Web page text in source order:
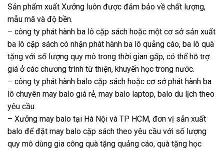
Sản phẩm xuất Xưởng luôn được đảm bảo về chất lượng,
mẫu mã và độ bền.
– công ty phát hành ba lô cặp sách hoặc một cơ sở sản xuất
ba lô cặp sách có nhận phát hành ba lô quảng cáo, ba lô quà
tặng với số lượng quy mô trong thời gian gấp, có thể hỗ trợ
giá ở các chương trình từ thiện, khuyến học trong nước.
– công ty phát hành balo cặp sách hoặc cơ sở phát hành ba
lô chuyên may balo giá rẻ, may balo laptop, balo du lịch theo
yêu cầu.
– Xưởng may balo tại Hà Nội và TP HCM, đơn vị sản xuất
balo để đặt may balo cặp sách theo yêu cầu với số lượng
quy mô dùng gia công quà tặng quảng cáo, quà tặng học